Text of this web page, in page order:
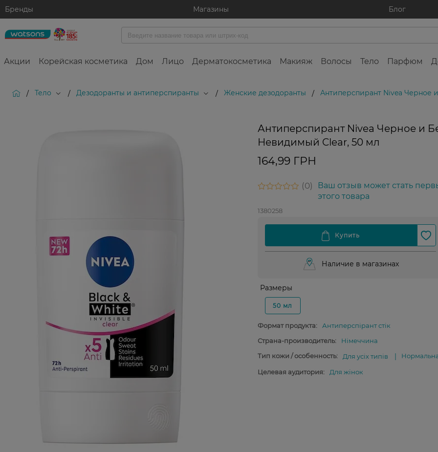
Бренды Магазины Блог
Акции Корейская косметика Дом Лицо Дерматокосметика Макияж Волосы Тело Парфюм
/ Тело / Дезодоранты и антиперспиранты / Женские дезодоранты / Антиперспирант Nivea Черное
Антиперспирант Nivea Черное и
Невидимый Clear, 50 мл
164,99 ГРН
0
Ваш отзыв может стать
этого товара
1380258
Наличие в магазинах
Размеры
50 мл
Формат продукта:
Антиперспірант стік
Страна-производитель:
Німеччина
Тип кожи / особенность:
Для усіх типів
Целевая аудитория: Для жінок